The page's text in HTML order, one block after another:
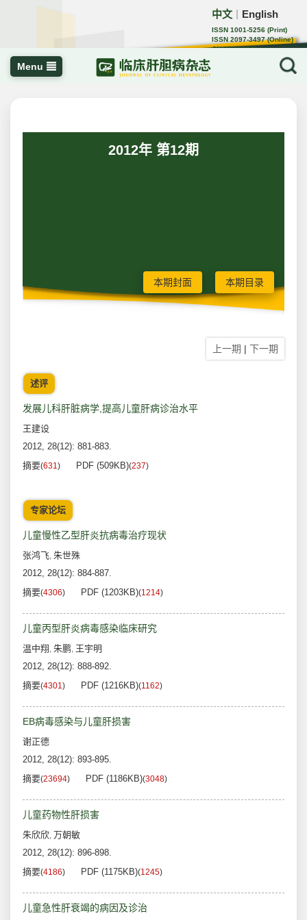
中文 English
ISSN 1001-5256 (Print)
ISSN 2097-3497 (Online)
CN 22-1108/R
Menu
2012年 第12期
本期封面 本期目录
上一期 | 下一期
述评
发展儿科肝脏病学,提高儿童肝病诊治水平
王建设
2012, 28(12): 881-883.
摘要(631) PDF (509KB)(237)
专家论坛
儿童慢性乙型肝炎抗病毒治疗现状
张鸿飞, 朱世殊
2012, 28(12): 884-887.
摘要(4306) PDF (1203KB)(1214)
儿童丙型肝炎病毒感染临床研究
温中翔, 朱鹏, 王宇明
2012, 28(12): 888-892.
摘要(4301) PDF (1216KB)(1162)
EB病毒感染与儿童肝损害
谢正德
2012, 28(12): 893-895.
摘要(23694) PDF (1186KB)(3048)
儿童药物性肝损害
朱欣欣, 万朝敏
2012, 28(12): 896-898.
摘要(4186) PDF (1175KB)(1245)
儿童急性肝衰竭的病因及诊治